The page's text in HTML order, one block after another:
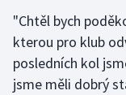
Házená
Jezdectví
"Chtěl bych
kterou pro klub
posledních kol
jsme měli dobrý